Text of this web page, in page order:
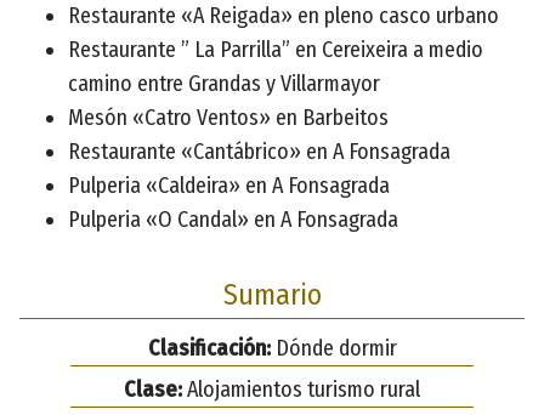
Restaurante «A Reigada» en pleno casco urbano
Restaurante ” La Parrilla” en Cereixeira a medio
camino entre Grandas y Villarmayor
Mesón «Catro Ventos» en Barbeitos
Restaurante «Cantábrico» en A Fonsagrada
Pulperia «Caldeira» en A Fonsagrada
Pulperia «O Candal» en A Fonsagrada
Sumario
Clasificación:Dónde dormir
Clase:Alojamientos turismo rural